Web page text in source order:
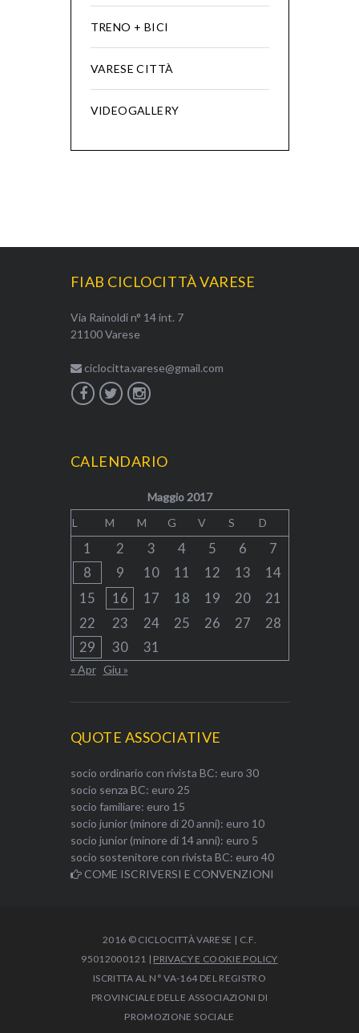
TRENO + BICI
VARESE CITTÀ
VIDEOGALLERY
FIAB CICLOCITTÀ VARESE
Via Rainoldi n° 14 int. 7
21100 Varese
ciclocitta.varese@gmail.com
CALENDARIO
Maggio 2017
L
M M G V S D
1 2 3 4 5 6
7
8
9 10 11 12 13
14
15
16 17 18 19 20
21
22
23 24 25 26 27
28
29
30 31
« Apr Giu »
QUOTE ASSOCIATIVE
socio ordinario con rivista BC: euro 30
socio senza BC: euro 25
socio familiare: euro 15
socio junior (minore di 20 anni): euro 10
socio junior (minore di 14 anni): euro 5
socio sostenitore con rivista BC: euro 40
COME ISCRIVERSI E CONVENZIONI
2016 © CICLOCITTÀ VARESE | C.F.
95012000121 | PRIVACY E COOKIE POLICY
ISCRITTA AL N° VA-164 DEL REGISTRO
PROVINCIALE DELLE ASSOCIAZIONI DI
PROMOZIONE SOCIALE